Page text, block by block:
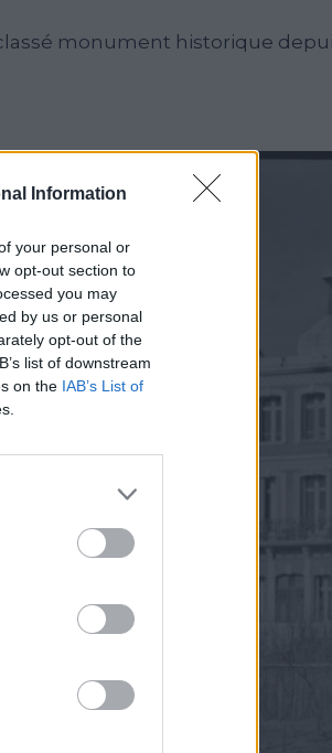
Information
your personal or
opt-out section to
you may
by us or personal
opt-out of the
list of downstream
on the IAB’s List of
monument historique